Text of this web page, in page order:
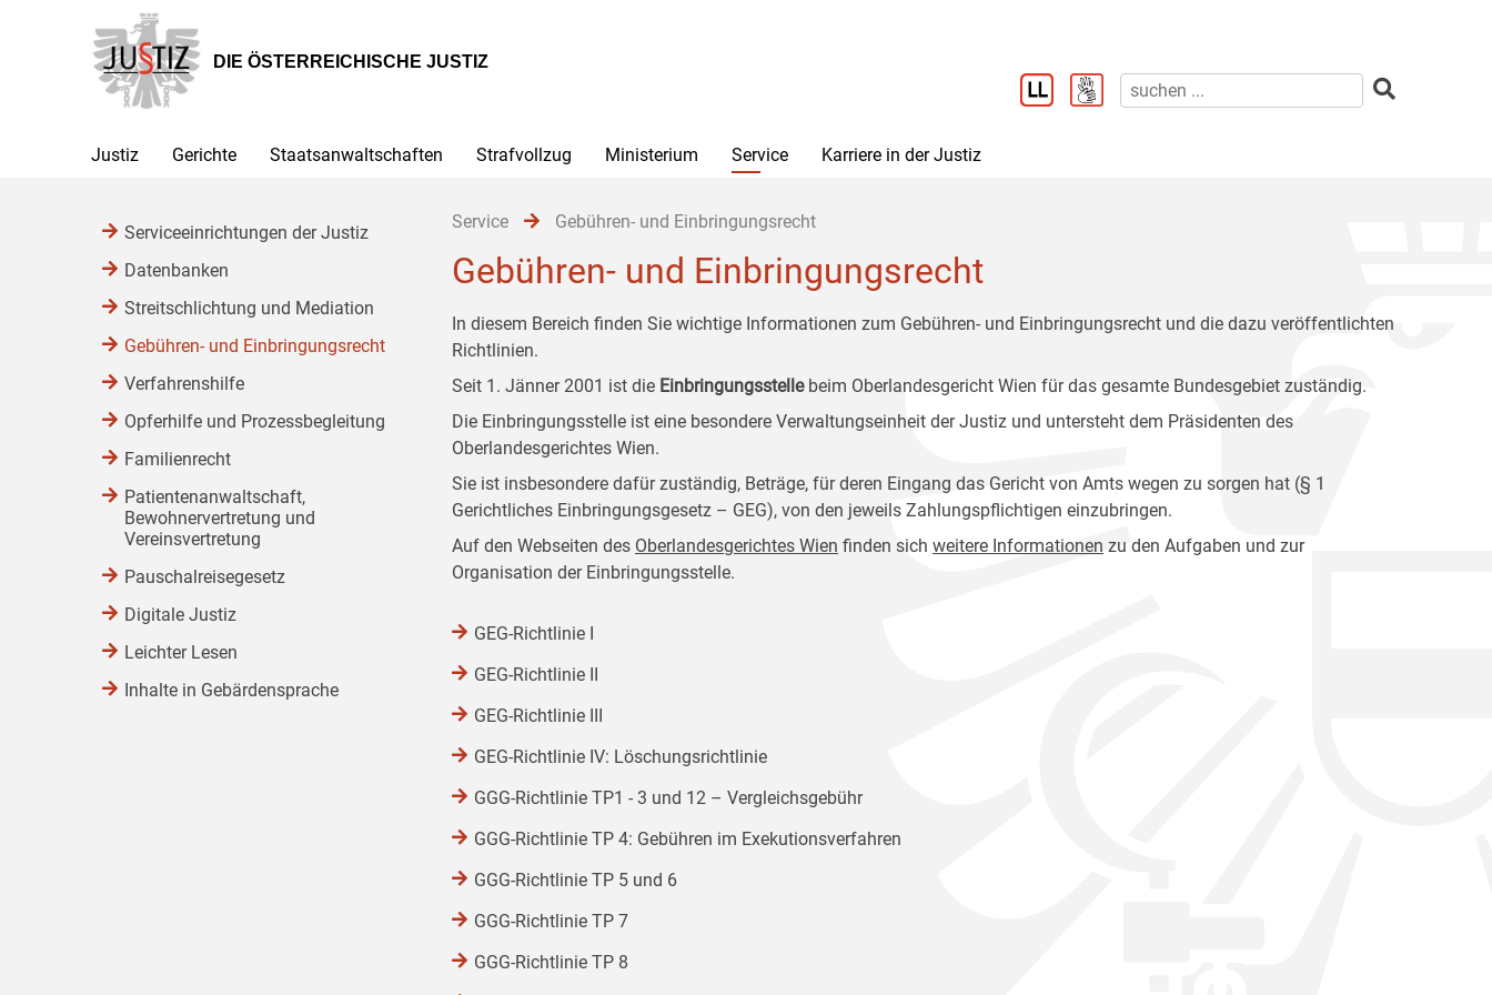
Hauptnavigation
[1]
Inhalt
[2]
Untermenü
[3]
DIE ÖSTERREICHISCHE JUSTIZ
Justiz Gerichte Staatsanwaltschaften Strafvollzug Ministerium Service Karriere in der Justiz
Service Gebühren- und Einbringungsrecht
Gebühren- und Einbringungsrecht
In diesem Bereich finden Sie wichtige Informationen zum Gebühren- und Einbringungsrecht und die dazu veröffentlichten
Richtlinien.
Seit 1. Jänner 2001 ist die Einbringungsstelle beim Oberlandesgericht Wien für das gesamte Bundesgebiet zuständig.
Die Einbringungsstelle ist eine besondere Verwaltungseinheit der Justiz und untersteht dem Präsidenten des
Oberlandesgerichtes Wien.
Sie ist insbesondere dafür zuständig, Beträge, für deren Eingang das Gericht von Amts wegen zu sorgen hat (§ 1
Gerichtliches Einbringungsgesetz – GEG), von den jeweils Zahlungspflichtigen einzubringen.
Auf den Webseiten des Oberlandesgerichtes Wien finden sich weitere Informationen zu den Aufgaben und zur
Organisation der Einbringungsstelle.
GEG-Richtlinie I
GEG-Richtlinie II
GEG-Richtlinie III
GEG-Richtlinie IV: Löschungsrichtlinie
GGG-Richtlinie TP1 - 3 und 12 – Vergleichsgebühr
GGG-Richtlinie TP 4: Gebühren im Exekutionsverfahren
GGG-Richtlinie TP 5 und 6
GGG-Richtlinie TP 7
GGG-Richtlinie TP 8
Serviceeinrichtungen der Justiz
Datenbanken
Streitschlichtung und Mediation
Gebühren- und Einbringungsrecht
Verfahrenshilfe
Opferhilfe und Prozessbegleitung
Familienrecht
Patientenanwaltschaft,
Bewohnervertretung und
Vereinsvertretung
Pauschalreisegesetz
Digitale Justiz
Leichter Lesen
Inhalte in Gebärdensprache